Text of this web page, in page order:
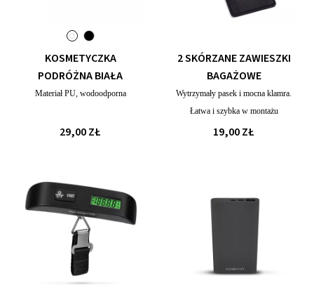
KOSMETYCZKA
PODRÓŻNA BIAŁA
Materiał PU, wodoodporna
29,00 ZŁ
2 SKÓRZANE ZAWIESZKI
BAGAŻOWE
Wytrzymały pasek i mocna klamra.
Łatwa i szybka w montażu
19,00 ZŁ